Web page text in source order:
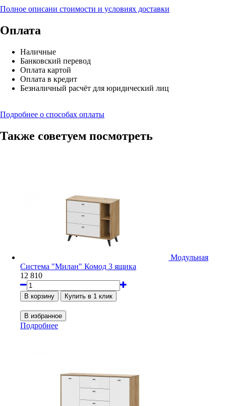
Полное описани стоимости и условиях доставки
Оплата
Наличные
Банковский перевод
Оплата картой
Оплата в кредит
Безналичный расчёт для юридический лиц
Подробнее о способах оплаты
Также советуем посмотреть
Модульная
Система "Милан" Комод 3 ящика
12 810
Подробнее